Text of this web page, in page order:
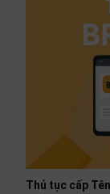
Thủ tục cấp